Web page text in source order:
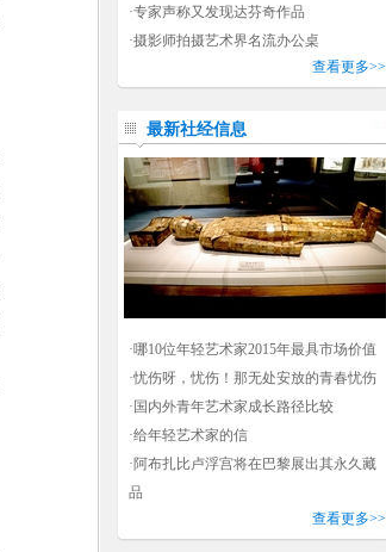
·专家声称又发现达芬奇作品
·摄影师拍摄艺术界名流办公桌
查看更多>>
最新社经信息
·哪10位年轻艺术家2015年最具市场价值
·忧伤呀，忧伤！那无处安放的青春忧伤
· 国内外青年艺术家成长路径比较
·给年轻艺术家的信
·阿布扎比卢浮宫将在巴黎展出其永久藏
品
查看更多>>